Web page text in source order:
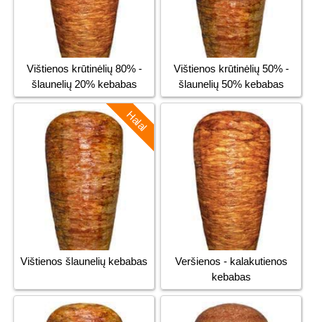
Vištienos krūtinėlių 80% -
šlaunelių 20% kebabas
Vištienos krūtinėlių 50% -
šlaunelių 50% kebabas
Halal
Vištienos šlaunelių kebabas
Veršienos - kalakutienos
kebabas